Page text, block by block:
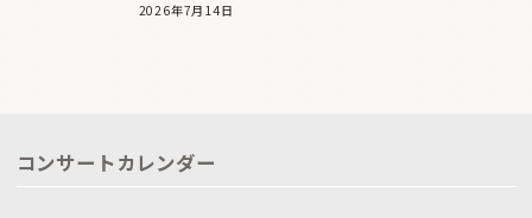
2026年7月14日
コンサートカレンダー